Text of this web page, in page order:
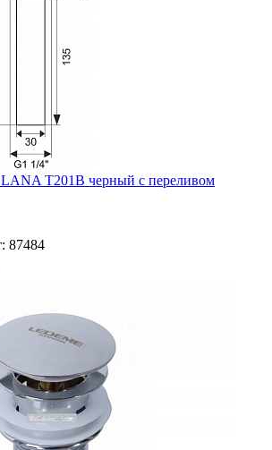
Т201В черный с переливом
87484